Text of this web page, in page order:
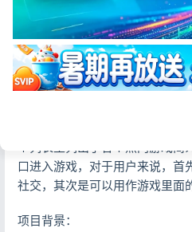
源码简介
即时通讯IM系统（H5+安卓
圈 群聊和群聊红包 收藏功能 语
QQ、微信不同的地方在于此项
口进入游戏，对于用户来说，首
社交，其次是可以用作游戏里面
项目背景：